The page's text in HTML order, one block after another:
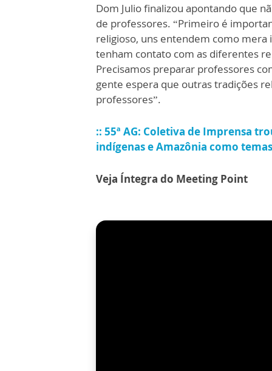
Dom Julio finalizou apontando que
de professores. “Primeiro é
religioso, uns entendem como
tenham contato com as diferentes
Precisamos preparar professores
gente espera que outras tradições
professores”.
:: 55ª AG: Coletiva de Imprensa
indígenas e Amazônia como temas
Veja Íntegra do Meeting Point